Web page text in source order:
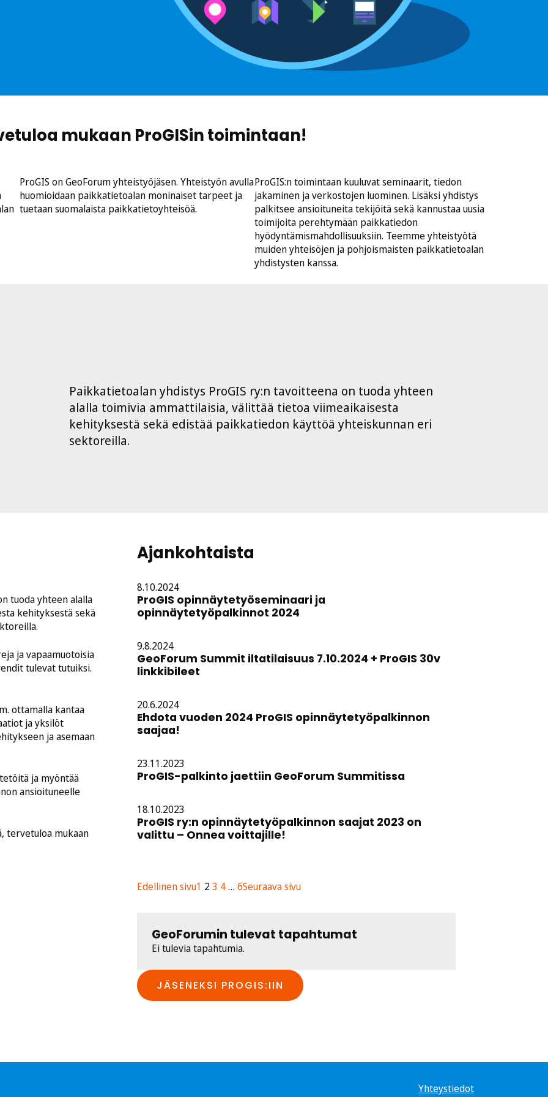
mukaan ProGISin toimintaan!
ProGIS on GeoForum yhteistyöjäsen. Yhteistyön avulla
huomioidaan paikkatietoalan moninaiset tarpeet ja
tuetaan suomalaista paikkatietoyhteisöä.
ProGIS:n toimintaan kuuluvat seminaarit, tiedon
jakaminen ja verkostojen luominen. Lisäksi yhdistys
palkitsee ansioituneita tekijöitä sekä kannustaa uusia
toimijoita perehtymään paikkatiedon
hyödyntämismahdollisuuksiin. Teemme yhteistyötä
muiden yhteisöjen ja pohjoismaisten paikkatietoalan
yhdistysten kanssa.
Paikkatietoalan yhdistys ProGIS ry:n tavoitteena on tuoda yhteen
alalla toimivia ammattilaisia, välittää tietoa viimeaikaisesta
kehityksestä sekä edistää paikkatiedon käyttöä yhteiskunnan eri
sektoreilla.
tuoda yhteen alalla
kehityksestä sekä
ja vapaamuotoisia
tulevat tutuiksi.
ottamalla kantaa
ja yksilöt
ja asemaan
ja myöntää
ansioituneelle
tervetuloa mukaan
Ajankohtaista
8.10.2024
ProGIS opinnäytetyöseminaari ja
opinnäytetyöpalkinnot 2024
9.8.2024
GeoForum Summit iltatilaisuus 7.10.2024 + ProGIS 30v
linkkibileet
20.6.2024
Ehdota vuoden 2024 ProGIS opinnäytetyöpalkinnon
saajaa!
23.11.2023
ProGIS-palkinto jaettiin GeoForum Summitissa
18.10.2023
ProGIS ry:n opinnäytetyöpalkinnon saajat 2023 on
valittu – Onnea voittajille!
Edellinen sivu1 23 4… 6Seuraava sivu
GeoForumin tulevat tapahtumat
Ei tulevia tapahtumia.
JÄSENEKSI PROGIS:IIN
Yhteystiedot